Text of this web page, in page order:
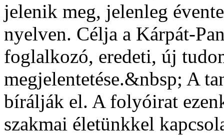
jelenik meg, jelenleg
nyelven. Célja a Kárpát-
foglalkozó, eredeti, új
megjelentetése.&nbsp; A
bírálják el. A folyóirat
szakmai életünkkel